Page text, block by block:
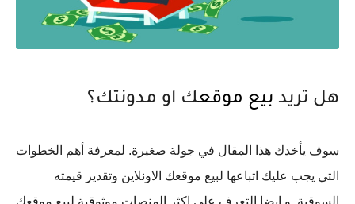
هل تريد بيع موقعك او مدونتك؟
سوف يأخدك هذا المقال في جولة صغيرة. لمعرفة أهم الخطوات
التي يجب عليك اتباعها لبيع موقعك الاونلاين وتقدير قيمته
السوقية. و ايضا التعرف على اكثر المنصات موثوقية لبيع موقعك